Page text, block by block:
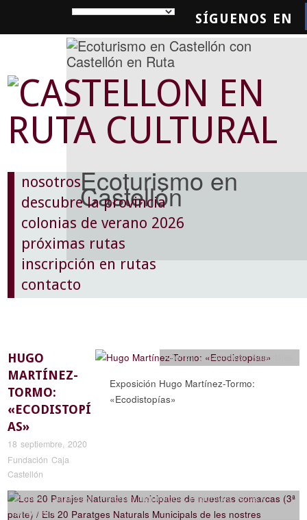
SÍGUENOS EN
Ecoturismo en
Castellón
nosotros
descubre la provincia
colonias de verano 2026
próximas rutas
inscripción en rutas
contacto
HUGO
MARTÍNEZ-
TORMO:
«ECODISTOPÍ
AS»
18 septiembre, 2020
Fundación Caja
Castellón
Ciencia y naturaleza,Reportajes
Exposición Hugo Martínez-Tormo:
«Ecodistopías»
Ciencia y naturaleza,Historia y arqueología,Reportajes, Rutas y
senderismo